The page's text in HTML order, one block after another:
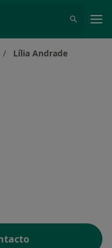
de cidade
Lília Andrade